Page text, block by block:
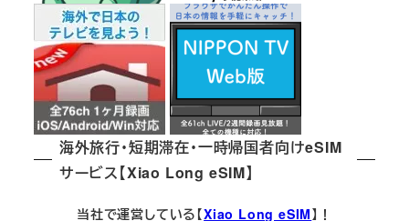
海外旅行・短期滞在・一時帰国者向けeSIM
サービス【Xiao Long eSIM】
当社で運営している【Xiao Long eSIM】！